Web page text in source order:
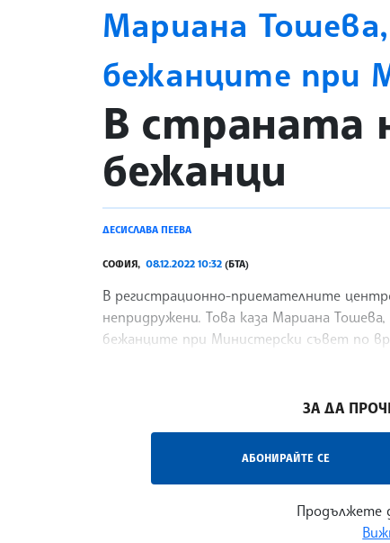
Мариана
бежанците при
site.bta
В страната
бежанци
ДЕСИСЛАВА ПЕЕВА
СОФИЯ, 08.12.2022 10:32 (БТА)
В регистрационно-приемателните
непридружени. Това каза Мариана
бежанците при Министерски съвет по
ЗА ДА
АБОНИРАЙТЕ СЕ
Продължете